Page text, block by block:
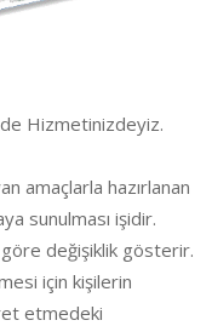
Hizmetinizdeyiz.
amaçlarla hazırlanan
sunulması işidir.
değişiklik gösterir.
için kişilerin
etmedeki